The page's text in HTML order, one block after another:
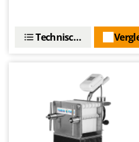
Zephir
Zomax
Technische Daten